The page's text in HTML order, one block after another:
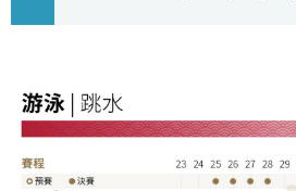
視覺日本